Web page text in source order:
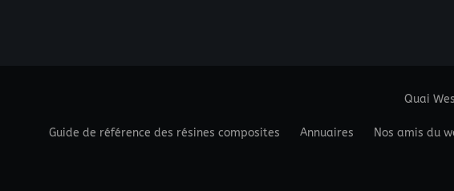
Quai
Guide de référence des résines composites Annuaires Nos amis du